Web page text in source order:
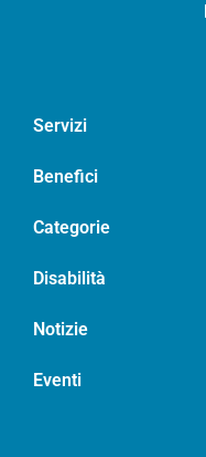
Servizi
Benefici
Categorie
Disabilità
Notizie
Eventi